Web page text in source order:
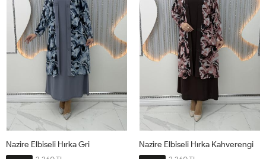
Nazire Elbiseli Hırka Gri Nazire Elbiseli Hırka Kahverengi